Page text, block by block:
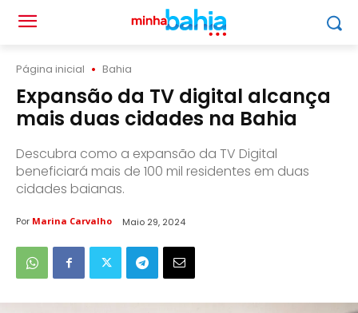
Página inicial Bahia
Expansão da TV digital alcança
mais duas cidades na Bahia
Descubra como a expansão da TV Digital
beneficiará mais de 100 mil residentes em duas
cidades baianas.
Por Marina Carvalho Maio 29, 2024